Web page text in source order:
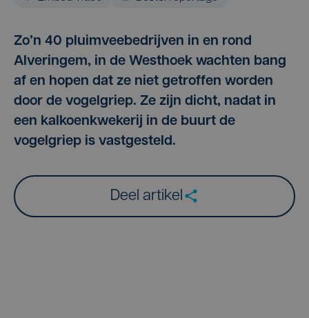
Zo’n 40 pluimveebedrijven in en rond
Alveringem, in de Westhoek wachten bang
af en hopen dat ze niet getroffen worden
door de vogelgriep. Ze zijn dicht, nadat in
een kalkoenkwekerij in de buurt de
vogelgriep is vastgesteld.
Deel artikel